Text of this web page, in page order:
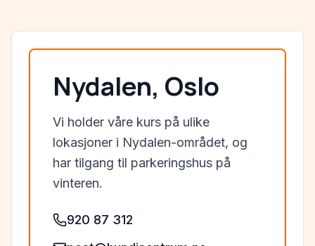
Nydalen, Oslo
Vi holder våre kurs på ulike
lokasjoner i Nydalen-området, og
har tilgang til parkeringshus på
vinteren.
920 87 312